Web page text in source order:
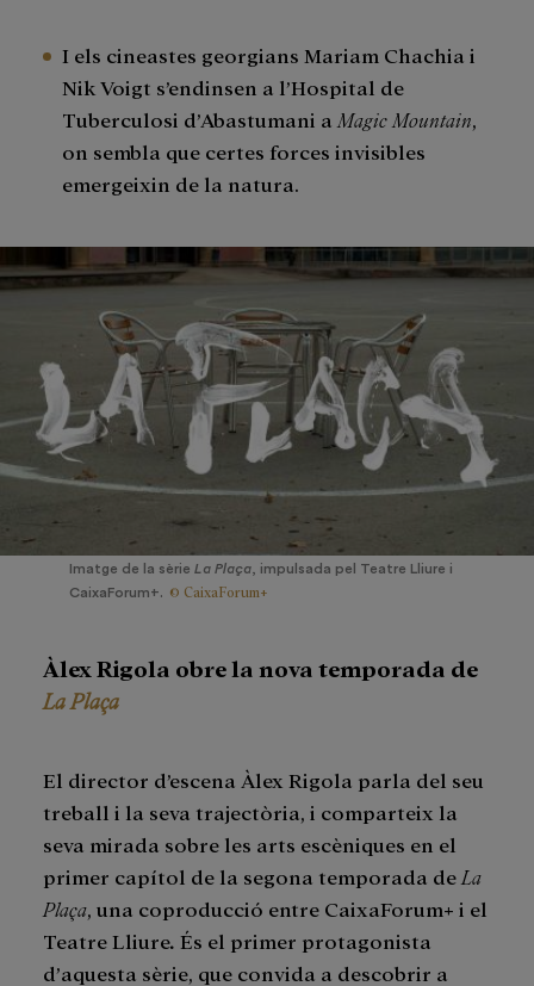
I els cineastes georgians Mariam Chachia i
Nik Voigt s’endinsen a l’Hospital de
Tuberculosi d’Abastumani a Magic Mountain
on sembla que certes forces invisibles
emergeixin de la natura.
Imatge de la sèrie La Plaça , impulsada pel Teatre Lliure i
CaixaForum+. © CaixaForum+
Àlex Rigola obre la nova temporada de
La Plaça
El director d’escena Àlex Rigola parla del seu
treball i la seva trajectòria, i comparteix la
seva mirada sobre les arts escèniques en el
primer capítol de la segona temporada de La
Plaça , una coproducció entre CaixaForum+ i el
Teatre Lliure. És el primer protagonista
d’aquesta sèrie, que convida a descobrir a